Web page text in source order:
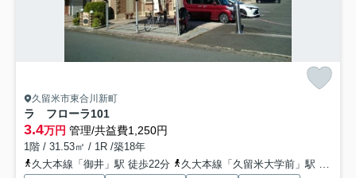
久留米市東合川新町
ラ フローラ101
3.4万円 管理/共益費1,250円
1階 / 31.53㎡ / 1R /築18年
久大本線「御井」駅 徒歩22分
久大本線「久留米大学前」駅 徒歩27分